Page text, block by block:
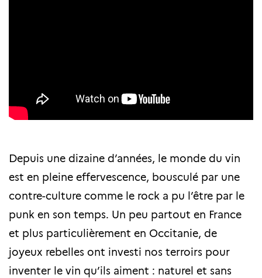
Depuis une dizaine d’années, le monde du vin
est en pleine effervescence, bousculé par une
contre-culture comme le rock a pu l’être par le
punk en son temps. Un peu partout en France
et plus particulièrement en Occitanie, de
joyeux rebelles ont investi nos terroirs pour
inventer le vin qu’ils aiment : naturel et sans